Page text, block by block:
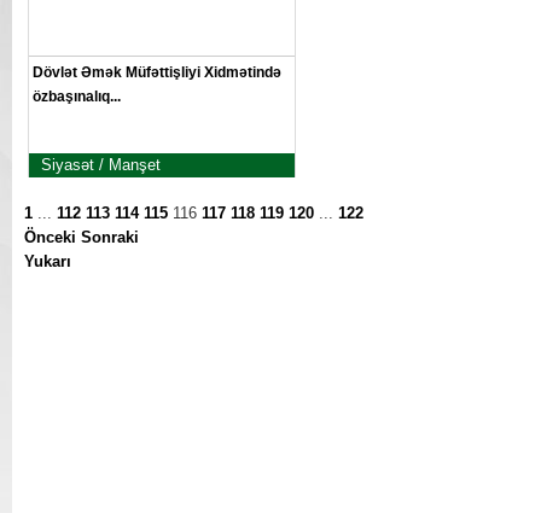
Dövlət Əmək Müfəttişliyi Xidmətində
özbaşınalıq...
Siyasət / Manşet
1 ... 112 113 114 115 116 117 118 119 120 ... 122
Önceki Sonraki
Yukarı